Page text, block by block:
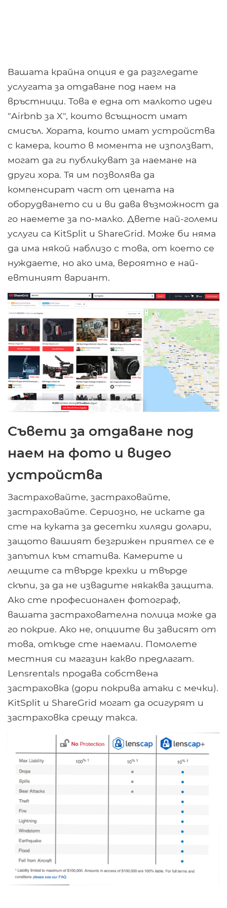
Вашата крайна опция е да разгледате
услугата за отдаване под наем на
връстници. Това е една от малкото идеи
"Airbnb за X", които всъщност имат
смисъл. Хората, които имат устройства
с камера, които в момента не използват,
могат да ги публикуват за наемане на
други хора. Тя им позволява да
компенсират част от цената на
оборудването си и ви дава възможност да
го наемете за по-малко. Двете най-големи
услуги са KitSplit и ShareGrid. Може би няма
да има някой наблизо с това, от което се
нуждаете, но ако има, вероятно е най-
евтиният вариант.
Съвети за отдаване под
наем на фото и видео
устройства
Застраховайте, застраховайте,
застраховайте. Сериозно, не искате да
сте на куката за десетки хиляди долари,
защото вашият безгрижен приятел се е
запътил към статива. Камерите и
лещите са твърде крехки и твърде
скъпи, за да не извадите някаква защита.
Ако сте професионален фотограф,
вашата застрахователна полица може да
го покрие. Ако не, опциите ви зависят от
това, откъде сте наемали. Помолете
местния си магазин какво предлагат.
Lensrentals продава собствена
застраховка (дори покрива атаки с мечки).
KitSplit и ShareGrid могат да осигурят и
застраховка срещу такса.